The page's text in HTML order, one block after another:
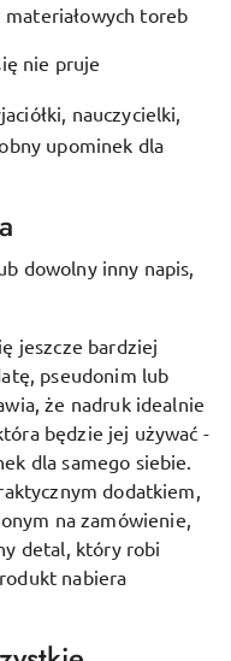
materiałowych toreb
nie pruje
nauczycielki,
upominek dla
dowolny inny napis,
jeszcze bardziej
pseudonim lub
że nadruk idealnie
będzie jej używać -
dla samego siebie.
dodatkiem,
na zamówienie,
detal, który robi
nabiera